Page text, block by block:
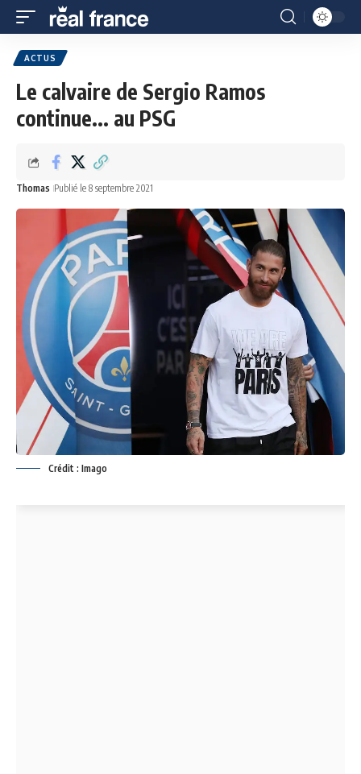
ACTUS
Le calvaire de Sergio Ramos
continue... au PSG
Thomas Publié le 8 septembre 2021
Crédit : Imago